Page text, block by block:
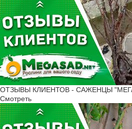
ОТЗЫВЫ КЛИЕНТОВ - САЖЕНЦЫ
Смотреть